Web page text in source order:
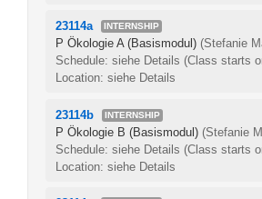
23114a INTERNSHIP
P Ökologie A (Basismodul) (Stefanie
Schedule: siehe Details (Class starts
Location: siehe Details
23114b INTERNSHIP
P Ökologie B (Basismodul) (Stefanie
Schedule: siehe Details (Class starts
Location: siehe Details